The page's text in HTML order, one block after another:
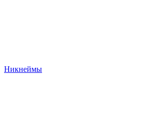
Никнеймы